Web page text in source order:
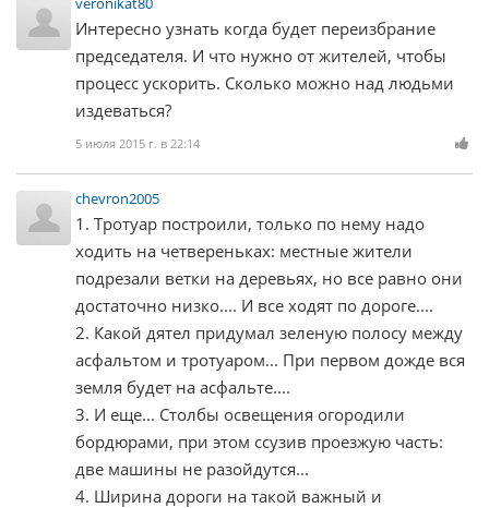
Интересно узнать когда будет переизбрание
председателя. И что нужно от жителей, чтобы
процесс ускорить. Сколько можно над людьми
издеваться?
5 июля 2015 г. в 22:14
chevron2005
1. Тротуар построили, только по нему надо
ходить на четвереньках: местные жители
подрезали ветки на деревьях, но все равно они
достаточно низко.... И все ходят по дороге....
2. Какой дятел придумал зеленую полосу между
асфальтом и тротуаром... При первом дожде вся
земля будет на асфальте....
3. И еще... Столбы освещения огородили
бордюрами, при этом ссузив проезжую часть:
две машины не разойдутся...
4. Ширина дороги на такой важный и